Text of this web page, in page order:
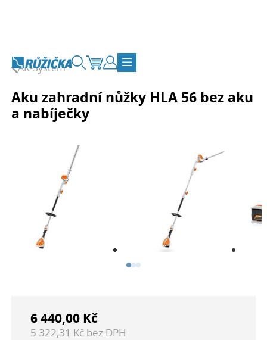
Vyhledávání
KošíkZákaznický účet
Přepnout navigaci
AK-Systém
Aku zahradní nůžky HLA 56 bez aku
a nabíječky
6 440,00 Kč
5 322,31 Kč bez DPH